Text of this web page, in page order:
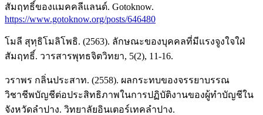
สัมฤทธิ์ของแมคคลีแลนด์. Gotoknow.
https://www.gotoknow.org/posts/646480
โมลี สุทฺธิโมลิโพธิ. (2563). ลักษณะของบุคคลที่มีแรงจูงใจใฝ่
สัมฤทธิ์. วารสารพุทธจิตวิทยา, 5(2), 11-16.
วราพร กลิ่นประสาท. (2558). ผลกระทบของจรรยาบรรณ
วิชาชีพบัญชีต่อประสิทธิภาพในการปฏิบัติงานของผู้ทำบัญชีใน
จังหวัดลำปาง. วิทยาลัยอินเตอร์เทคลำปาง.